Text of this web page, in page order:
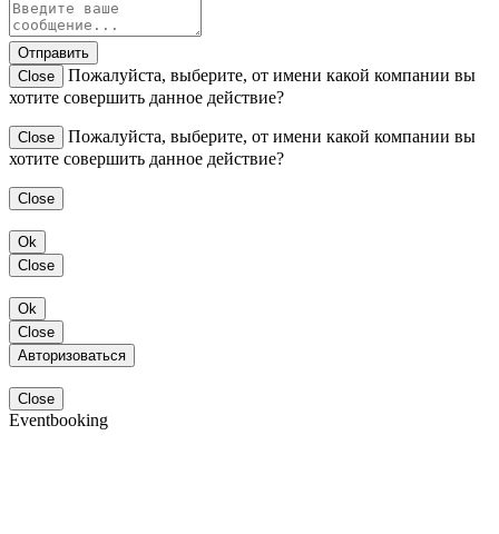
Отправить
Close
Пожалуйста, выберите, от имени какой компании вы
хотите совершить данное действие?
Close
Пожалуйста, выберите, от имени какой компании вы
хотите совершить данное действие?
Close
Ok
Close
Ok
Close
Авторизоваться
Close
Eventbooking